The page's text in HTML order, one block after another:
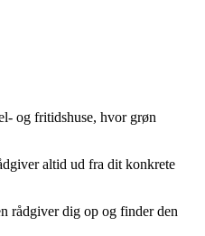
og fritidshuse, hvor grøn
altid ud fra dit konkrete
rådgiver dig op og finder den